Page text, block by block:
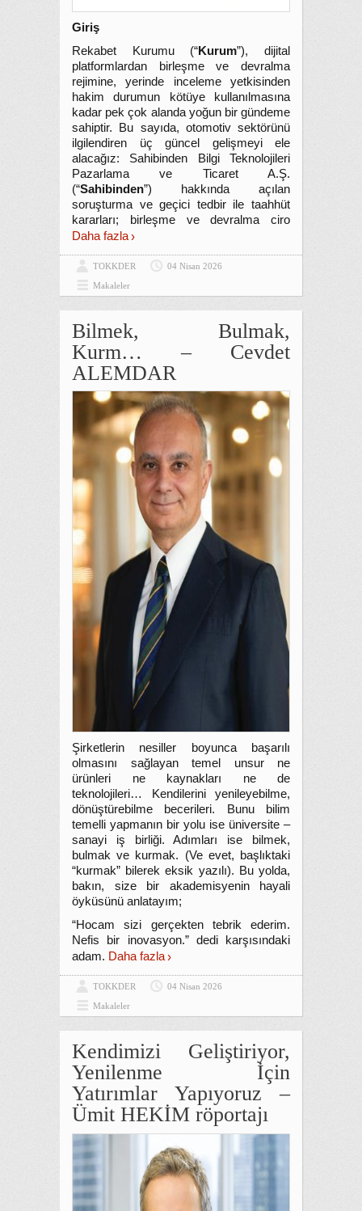
Giriş
Rekabet Kurumu (“Kurum”), dijital
platformlardan birleşme ve devralma
rejimine, yerinde inceleme yetkisinden
hakim durumun kötüye kullanılmasına
kadar pek çok alanda yoğun bir gündeme
sahiptir. Bu sayıda, otomotiv sektörünü
ilgilendiren üç güncel gelişmeyi ele
alacağız: Sahibinden Bilgi Teknolojileri
Pazarlama ve Ticaret A.Ş.
(“Sahibinden”) hakkında açılan
soruşturma ve geçici tedbir ile taahhüt
kararları; birleşme ve devralma ciro
Daha fazla
TOKKDER
04 Nisan 2026
Makaleler
Bilmek, Bulmak,
Kurm… – Cevdet
ALEMDAR
Şirketlerin nesiller boyunca başarılı
olmasını sağlayan temel unsur ne
ürünleri ne kaynakları ne de
teknolojileri… Kendilerini yenileyebilme,
dönüştürebilme becerileri. Bunu bilim
temelli yapmanın bir yolu ise üniversite –
sanayi iş birliği. Adımları ise bilmek,
bulmak ve kurmak. (Ve evet, başlıktaki
“kurmak” bilerek eksik yazılı). Bu yolda,
bakın, size bir akademisyenin hayali
öyküsünü anlatayım;
“Hocam sizi gerçekten tebrik ederim.
Nefis bir inovasyon.” dedi karşısındaki
adam. Daha fazla
TOKKDER
04 Nisan 2026
Makaleler
Kendimizi Geliştiriyor,
Yenilenme İçin
Yatırımlar Yapıyoruz –
Ümit HEKİM röportajı